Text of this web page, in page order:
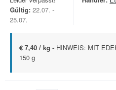
Gültig: 22.07. -
25.07.
€ 7,40 / kg - HINWEIS: MIT
150 g